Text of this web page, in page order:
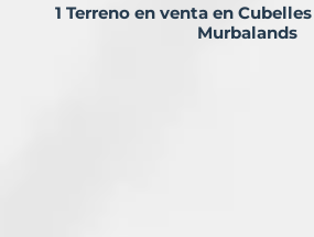
1 Terreno en venta en
Murbalands